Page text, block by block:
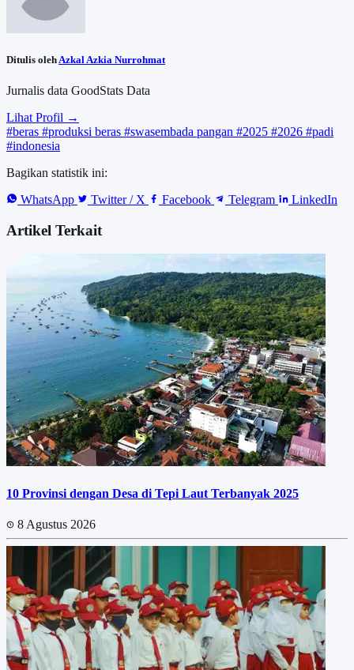
Ditulis oleh Azkal Azkia Nurrohmat
Jurnalis data GoodStats Data
Lihat Profil →
#beras #produksi beras #swasembada pangan #2025 #2026 #padi
#indonesia
Bagikan statistik ini:
WhatsApp
Twitter / X Facebook Telegram LinkedIn
Artikel Terkait
10 Provinsi dengan Desa di Tepi Laut Terbanyak 2025
8 Agustus 2026